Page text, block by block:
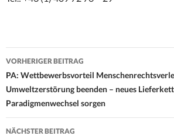
Beitrags-
Navigation
VORHERIGER BEITRAG
PA: Wettbewerbsvorteil
Umweltzerstörung beenden – neues
Paradigmenwechsel sorgen
NÄCHSTER BEITRAG